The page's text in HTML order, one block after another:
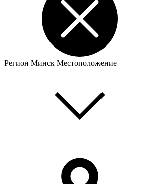
Регион Минск Местоположение